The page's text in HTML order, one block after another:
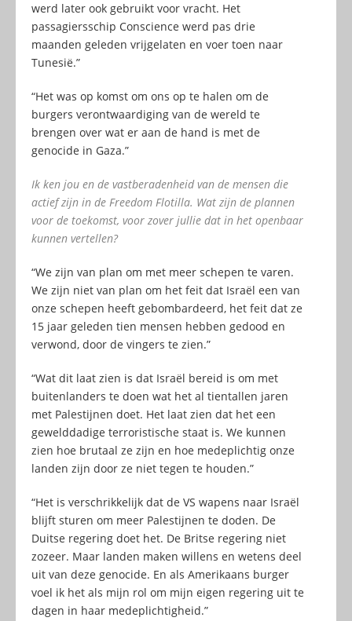
werd later ook gebruikt voor vracht. Het
passagiersschip Conscience werd pas drie
maanden geleden vrijgelaten en voer toen naar
Tunesië.”
“Het was op komst om ons op te halen om de
burgers verontwaardiging van de wereld te
brengen over wat er aan de hand is met de
genocide in Gaza.”
Ik ken jou en de vastberadenheid van de mensen die
actief zijn in de Freedom Flotilla. Wat zijn de plannen
voor de toekomst, voor zover jullie dat in het openbaar
kunnen vertellen?
“We zijn van plan om met meer schepen te varen.
We zijn niet van plan om het feit dat Israël een van
onze schepen heeft gebombardeerd, het feit dat ze
15 jaar geleden tien mensen hebben gedood en
verwond, door de vingers te zien.”
“Wat dit laat zien is dat Israël bereid is om met
buitenlanders te doen wat het al tientallen jaren
met Palestijnen doet. Het laat zien dat het een
gewelddadige terroristische staat is. We kunnen
zien hoe brutaal ze zijn en hoe medeplichtig onze
landen zijn door ze niet tegen te houden.”
“Het is verschrikkelijk dat de VS wapens naar Israël
blijft sturen om meer Palestijnen te doden. De
Duitse regering doet het. De Britse regering niet
zozeer. Maar landen maken willens en wetens deel
uit van deze genocide. En als Amerikaans burger
voel ik het als mijn rol om mijn eigen regering uit te
dagen in haar medeplichtigheid.”